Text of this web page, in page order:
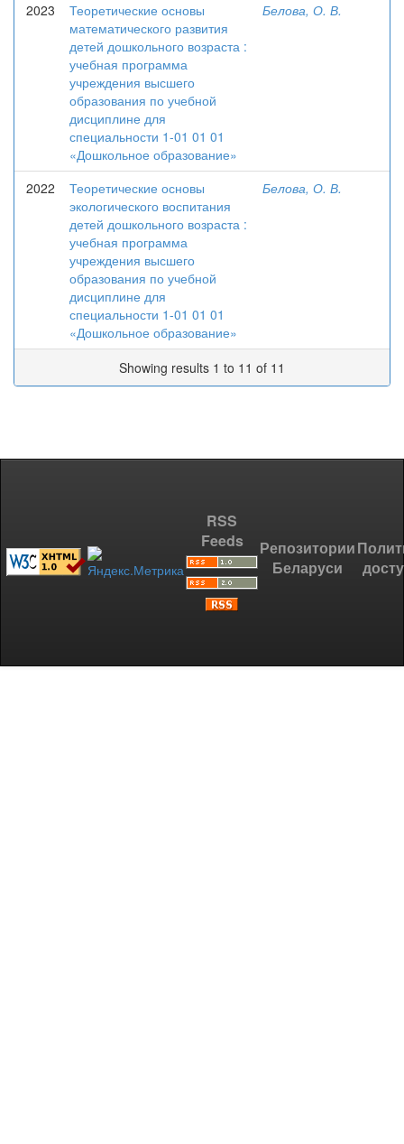
2023
Теоретические основы
математического развития
детей дошкольного возраста :
учебная программа
учреждения высшего
образования по учебной
дисциплине для
специальности 1-01 01 01
«Дошкольное образование»
Белова, О. В.
2022
Теоретические основы
экологического воспитания
детей дошкольного возраста :
учебная программа
учреждения высшего
образования по учебной
дисциплине для
специальности 1-01 01 01
«Дошкольное образование»
Белова, О. В.
Showing results 1 to 11 of 11
RSS
Feeds
Репозитории
Беларуси